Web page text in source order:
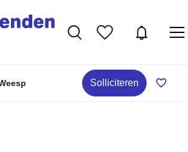
Solliciteren